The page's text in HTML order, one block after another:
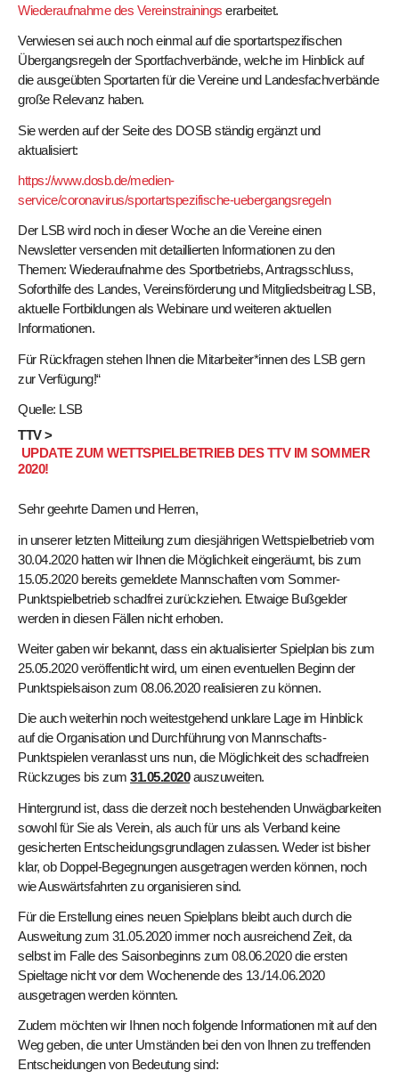
Wiederaufnahme des Vereinstrainings erarbeitet.
Verwiesen sei auch noch einmal auf die sportartspezifischen
Übergangsregeln der Sportfachverbände, welche im Hinblick auf
die ausgeübten Sportarten für die Vereine und Landesfachverbände
große Relevanz haben.
Sie werden auf der Seite des DOSB ständig ergänzt und
aktualisiert:
https://www.dosb.de/medien-
service/coronavirus/sportartspezifische-uebergangsregeln
Der LSB wird noch in dieser Woche an die Vereine einen
Newsletter versenden mit detaillierten Informationen zu den
Themen: Wiederaufnahme des Sportbetriebs, Antragsschluss,
Soforthilfe des Landes, Vereinsförderung und Mitgliedsbeitrag LSB,
aktuelle Fortbildungen als Webinare und weiteren aktuellen
Informationen.
Für Rückfragen stehen Ihnen die Mitarbeiter*innen des LSB gern
zur Verfügung!“
Quelle: LSB
TTV >
UPDATE ZUM WETTSPIELBETRIEB DES TTV IM SOMMER
2020!
Sehr geehrte Damen und Herren,
in unserer letzten Mitteilung zum diesjährigen Wettspielbetrieb vom
30.04.2020 hatten wir Ihnen die Möglichkeit eingeräumt, bis zum
15.05.2020 bereits gemeldete Mannschaften vom Sommer-
Punktspielbetrieb schadfrei zurückziehen. Etwaige Bußgelder
werden in diesen Fällen nicht erhoben.
Weiter gaben wir bekannt, dass ein aktualisierter Spielplan bis zum
25.05.2020 veröffentlicht wird, um einen eventuellen Beginn der
Punktspielsaison zum 08.06.2020 realisieren zu können.
Die auch weiterhin noch weitestgehend unklare Lage im Hinblick
auf die Organisation und Durchführung von Mannschafts-
Punktspielen veranlasst uns nun, die Möglichkeit des schadfreien
Rückzuges bis zum 31.05.2020auszuweiten.
Hintergrund ist, dass die derzeit noch bestehenden Unwägbarkeiten
sowohl für Sie als Verein, als auch für uns als Verband keine
gesicherten Entscheidungsgrundlagen zulassen. Weder ist bisher
klar, ob Doppel-Begegnungen ausgetragen werden können, noch
wie Auswärtsfahrten zu organisieren sind.
Für die Erstellung eines neuen Spielplans bleibt auch durch die
Ausweitung zum 31.05.2020 immer noch ausreichend Zeit, da
selbst im Falle des Saisonbeginns zum 08.06.2020 die ersten
Spieltage nicht vor dem Wochenende des 13./14.06.2020
ausgetragen werden könnten.
Zudem möchten wir Ihnen noch folgende Informationen mit auf den
Weg geben, die unter Umständen bei den von Ihnen zu treffenden
Entscheidungen von Bedeutung sind: